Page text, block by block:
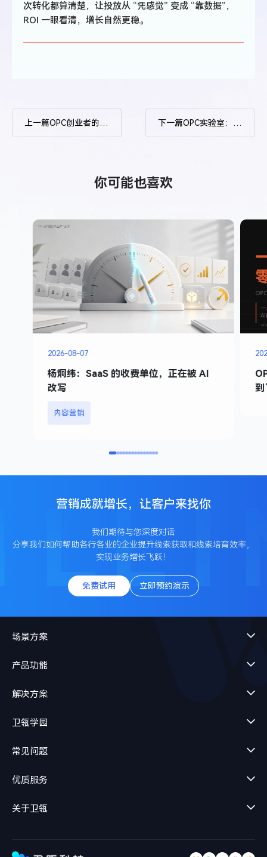
次转化都算清楚，让投放从 “凭感觉” 变成 “靠数据”，
ROI 一眼看清，增长自然更稳。
上一篇 OPC创业者的三种活法：你属于哪一类？ 下一篇 OPC实验室：从0到1做一个赚钱的个人IP，到底需要哪几步？
你可能也喜欢
2026-08-07
杨炯纬：SaaS 的收费单位，正在被 AI
改写
内容营销
营销成就增长，让客户来找你
我们期待与您深度对话
分享我们如何帮助各行各业的企业提升线索获取和线索培育效率，
实现业务增长飞跃！
免费试用 立即预约演示
场景方案
产品功能
解决方案
卫瓴学园
常见问题
优质服务
关于卫瓴